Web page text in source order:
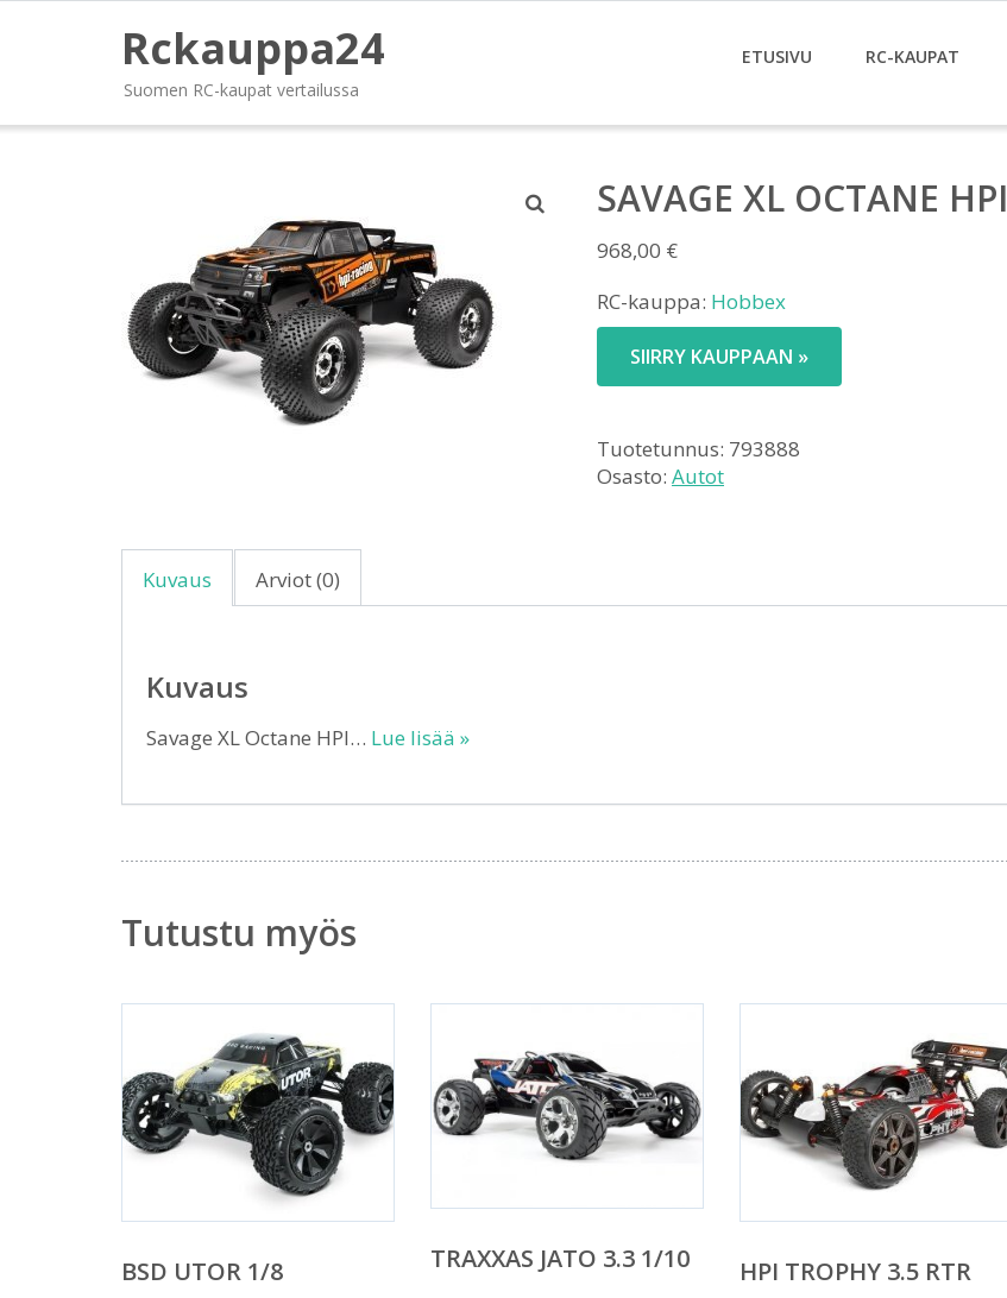
Rckauppa24
Suomen RC-kaupat vertailussa
ETUSIVU RC-KAUPAT
SAVAGE XL OCTANE HPI
968,00 €
RC-kauppa: Hobbex
SIIRRY KAUPPAAN »
Tuotetunnus: 793888
Osasto: Autot
Kuvaus Arviot (0)
Kuvaus
Savage XL Octane HPI… Lue lisää »
Tutustu myös
BSD UTOR 1/8
TRAXXAS JATO 3.3 1/10
HPI TROPHY 3.5 RTR